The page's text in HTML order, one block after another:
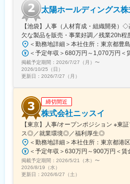
担当顧客ごとに設定された目標（売
新規先への営業活動を行っています
目標の達成状況は評価項目の一つ
み内容も踏まえて評価しています。
会社全体としては、個人ごとに目標
ビューを行い役員との面談を実施
■組織構成：
12名(40歳～72歳)が在籍しています
くりを大切にしています。
また、仕事とプライベートの両立を
スを重視した働きやすい職場づくり
変更の範囲：会社の定める業務
太陽ホールディングス
【池袋】人事（人材育成・組織開発）
欠な製品を販売・事業好調／残業20h程
掲載予定期間： 2026/7/27（月） 〜
2026/10/25（日）
更新日： 2026/7/27（月）
締切間近
株式会社ニッスイ
【東京】人事/オープンポジション ※東
ス◎／就業環境◎／福利厚生◎
掲載予定期間： 2026/5/21（木） 〜
2026/8/19（水）
更新日： 2026/6/27（土）